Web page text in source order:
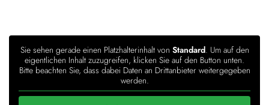
Sie sehen gerade einen Platzhalterinhalt von Standard. Um auf den
eigentlichen Inhalt zuzugreifen, klicken Sie auf den Button unten.
Bitte beachten Sie, dass dabei Daten an Drittanbieter weitergegeben
werden.